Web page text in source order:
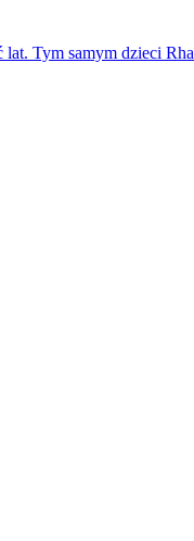
lat. Tym samym dzieci